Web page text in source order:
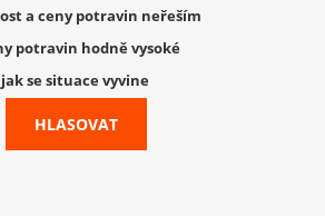
a ceny potravin neřeším
potravin hodně vysoké
se situace vyvine